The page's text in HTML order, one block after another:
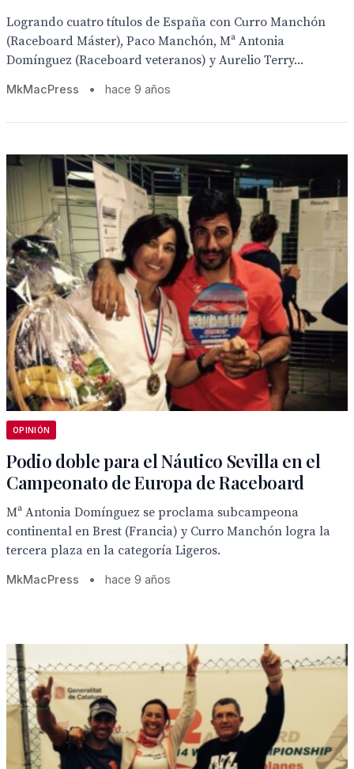
Logrando cuatro títulos de España con Curro Manchón
(Raceboard Máster), Paco Manchón, Mª Antonia
Domínguez (Raceboard veteranos) y Aurelio Terry...
MkMacPress • hace 9 años
OPINIÓN
Podio doble para el Náutico Sevilla en el
Campeonato de Europa de Raceboard
Mª Antonia Domínguez se proclama subcampeona
continental en Brest (Francia) y Curro Manchón logra la
tercera plaza en la categoría Ligeros.
MkMacPress • hace 9 años